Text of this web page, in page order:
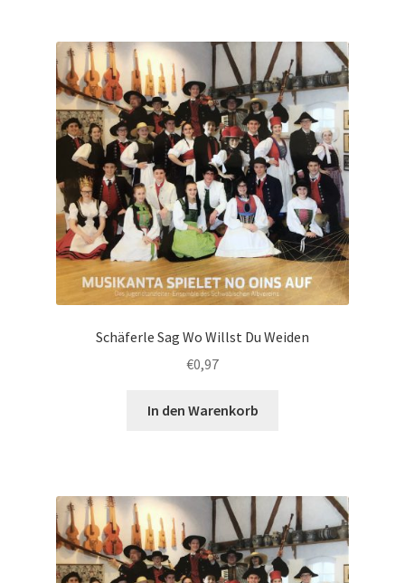
Schäferle Sag Wo Willst Du Weiden
€0,97
In den Warenkorb